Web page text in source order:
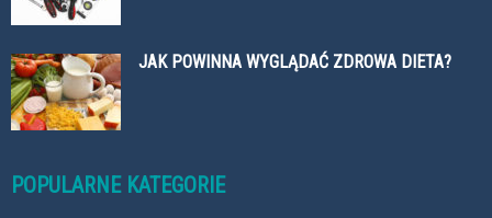
JAK POWINNA WYGLĄDAĆ ZDROWA DIETA?
POPULARNE KATEGORIE